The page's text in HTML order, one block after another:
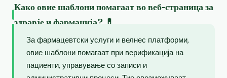
Како овие шаблони помагаат во веб-страница за
здравје и фармација? 💊
За фармацевтски услуги и велнес платформи,
овие шаблони помагаат при верификација на
пациенти, управување со записи и